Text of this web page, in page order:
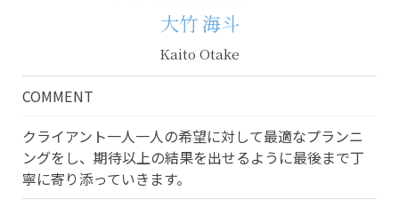
大竹 海斗
Kaito Otake
COMMENT
クライアント一人一人の希望に対して最適なプランニ
ングをし、期待以上の結果を出せるように最後まで丁
寧に寄り添っていきます。